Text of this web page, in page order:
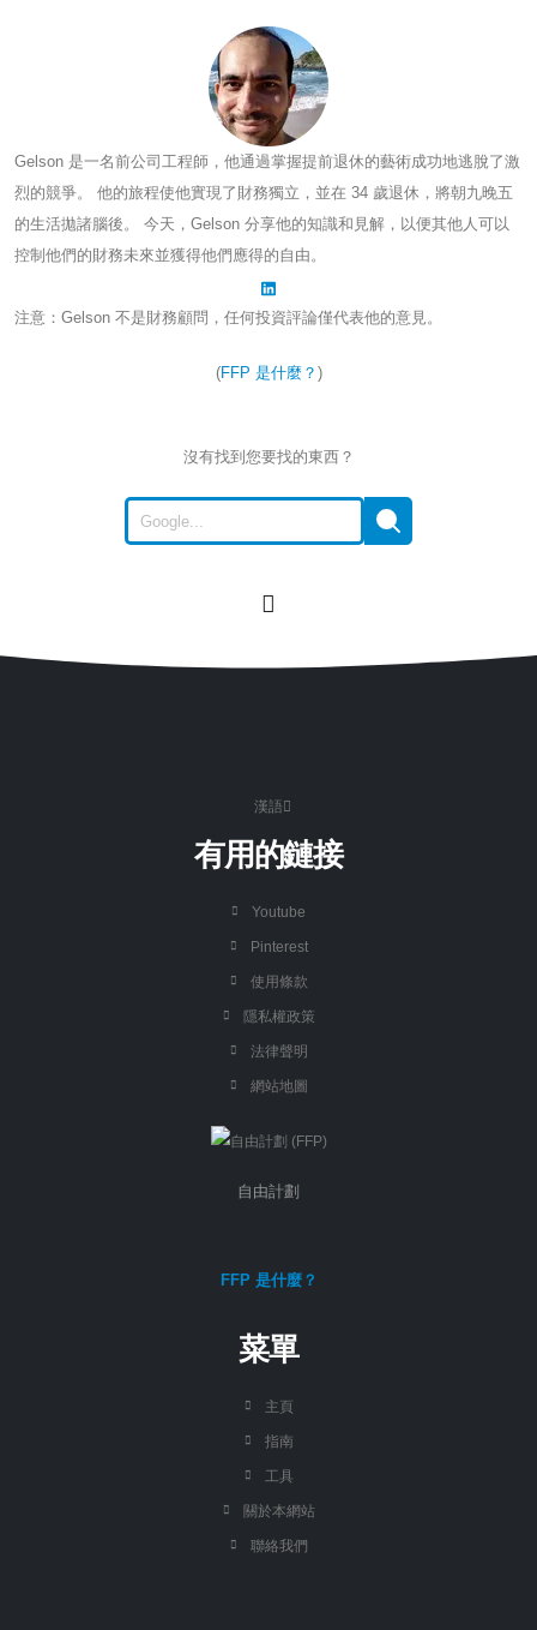
Gelson 是一名前公司工程師，他通過掌握提前退休的藝術成功地逃脫了激
烈的競爭。 他的旅程使他實現了財務獨立，並在 34 歲退休，將朝九晚五
的生活拋諸腦後。 今天，Gelson 分享他的知識和見解，以便其他人可以
控制他們的財務未來並獲得他們應得的自由。
注意：Gelson 不是財務顧問，任何投資評論僅代表他的意見。
(FFP 是什麼？ )
沒有找到您要找的東西？
漢語
有用的鏈接
Youtube
Pinterest
使用條款
隱私權政策
法律聲明
網站地圖
自由計劃
FFP 是什麼？
菜單
主頁
指南
工具
關於本網站
聯絡我們